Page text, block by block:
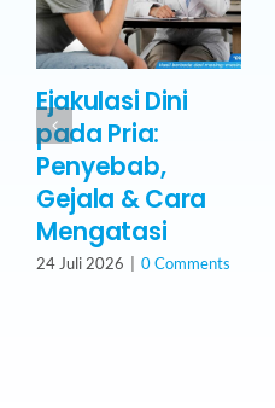
Ejakulasi Dini
pada Pria:
Penyebab,
Gejala & Cara
Mengatasi
24 Juli 2026 0 Comments